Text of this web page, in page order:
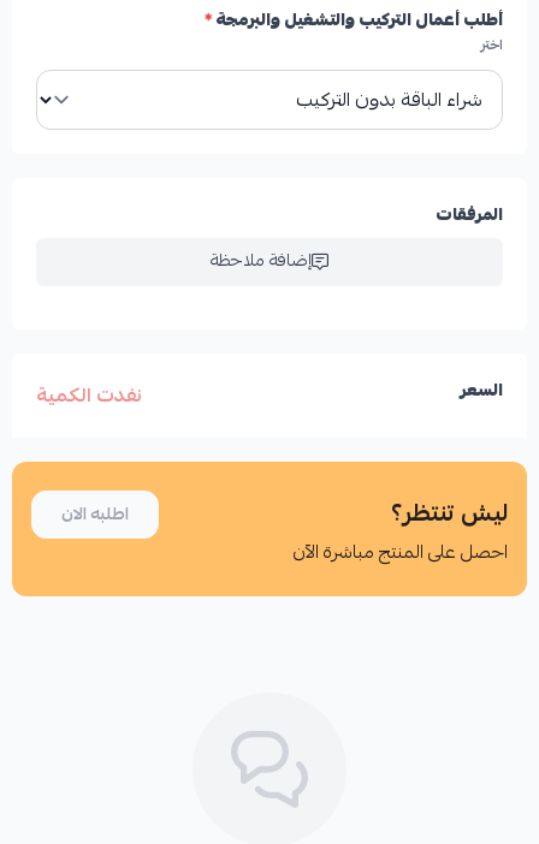
أطلب أعمال التركيب والتشغيل والبرمجة*
اختر
المرفقات
إضافة ملاحظة
السعر نفدت الكمية
ليش تنتظر؟
احصل على المنتج مباشرة الآن
اطلبه الان
اطلب المنتج